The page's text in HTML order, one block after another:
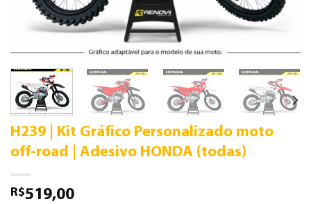
H239 | Kit Gráfico Personalizado moto
off-road | Adesivo HONDA (todas)
R$519,00